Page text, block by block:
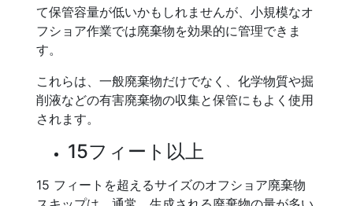
て保管容量が低いかもしれませんが、小規模なオ
フショア作業では廃棄物を効果的に管理できま
す。
これらは、一般廃棄物だけでなく、化学物質や掘
削液などの有害廃棄物の収集と保管にもよく使用
されます。
15フィート以上
15 フィートを超えるサイズのオフショア廃棄物